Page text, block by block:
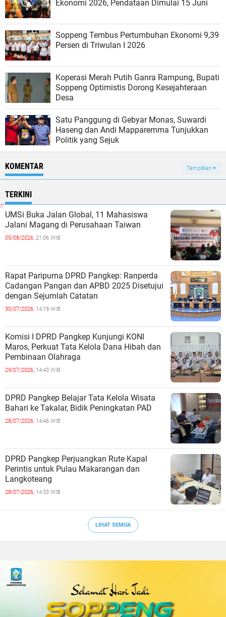
Ekonomi 2026, Pendataan Dimulai 15 Juni
Soppeng Tembus Pertumbuhan Ekonomi 9,39
Persen di Triwulan I 2026
Koperasi Merah Putih Ganra Rampung, Bupati
Soppeng Optimistis Dorong Kesejahteraan
Desa
Satu Panggung di Gebyar Monas, Suwardi
Haseng dan Andi Mapparemma Tunjukkan
Politik yang Sejuk
KOMENTAR Tampilkan
TERKINI
UMSi Buka Jalan Global, 11 Mahasiswa
Jalani Magang di Perusahaan Taiwan
05/08/2026, 21:06 WIB
Rapat Paripurna DPRD Pangkep: Ranperda
Cadangan Pangan dan APBD 2025 Disetujui
dengan Sejumlah Catatan
30/07/2026, 14:19 WIB
Komisi I DPRD Pangkep Kunjungi KONI
Maros, Perkuat Tata Kelola Dana Hibah dan
Pembinaan Olahraga
29/07/2026, 14:43 WIB
DPRD Pangkep Belajar Tata Kelola Wisata
Bahari ke Takalar, Bidik Peningkatan PAD
28/07/2026, 14:46 WIB
DPRD Pangkep Perjuangkan Rute Kapal
Perintis untuk Pulau Makarangan dan
Langkoteang
28/07/2026, 14:33 WIB
LIHAT SEMUA